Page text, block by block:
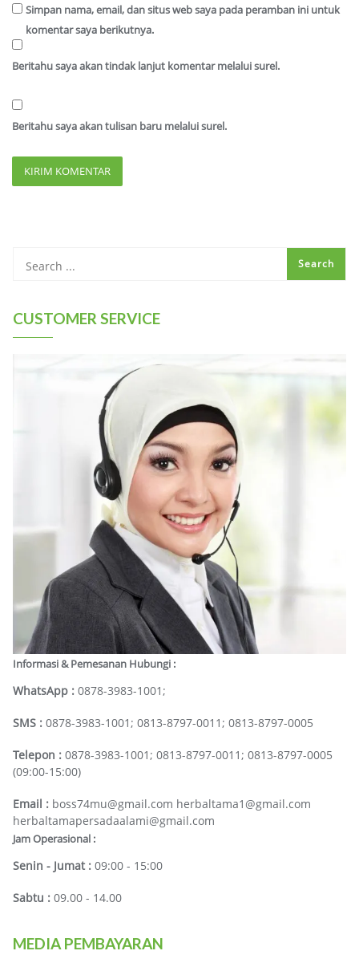
Simpan nama, email, dan situs web saya pada peramban ini untuk
komentar saya berikutnya.
Beritahu saya akan tindak lanjut komentar melalui surel.
Beritahu saya akan tulisan baru melalui surel.
CUSTOMER SERVICE
Informasi & Pemesanan Hubungi :
WhatsApp : 0878-3983-1001;
SMS : 0878-3983-1001; 0813-8797-0011; 0813-8797-0005
Telepon : 0878-3983-1001; 0813-8797-0011; 0813-8797-0005
(09:00-15:00)
Email : boss74mu@gmail.com herbaltama1@gmail.com
herbaltamapersadaalami@gmail.com
Jam Operasional :
Senin - Jumat : 09:00 - 15:00
Sabtu : 09.00 - 14.00
MEDIA PEMBAYARAN